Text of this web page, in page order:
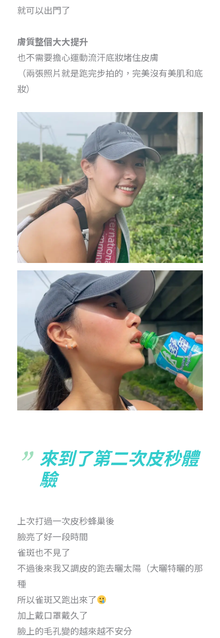
就可以出門了
膚質整個大大提升
也不需要擔心運動流汗底妝堵住皮膚
（兩張照片就是跑完步拍的，完美沒有美肌和底
妝）
來到了第二次皮秒體
驗
上次打過一次皮秒蜂巢後
臉亮了好一段時間
雀斑也不見了
不過後來我又調皮的跑去曬太陽（大曬特曬的那
種
所以雀斑又跑出來了
加上戴口罩戴久了
臉上的毛孔變的越來越不安分